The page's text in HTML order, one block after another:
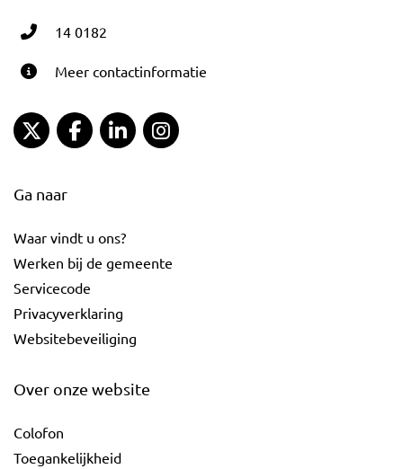
14 0182
Meer contactinformatie
Gemeente Gouda Twitter
Gemeente Gouda Facebook
Gemeente Gouda LinkedIn
Ga naar
Waar vindt u ons?
Werken bij de gemeente
Servicecode
Privacyverklaring
Websitebeveiliging
Over onze website
Colofon
Toegankelijkheid